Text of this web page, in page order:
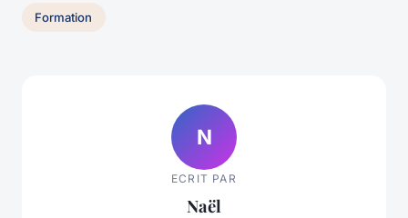
Formation
N
ECRIT PAR
Naël